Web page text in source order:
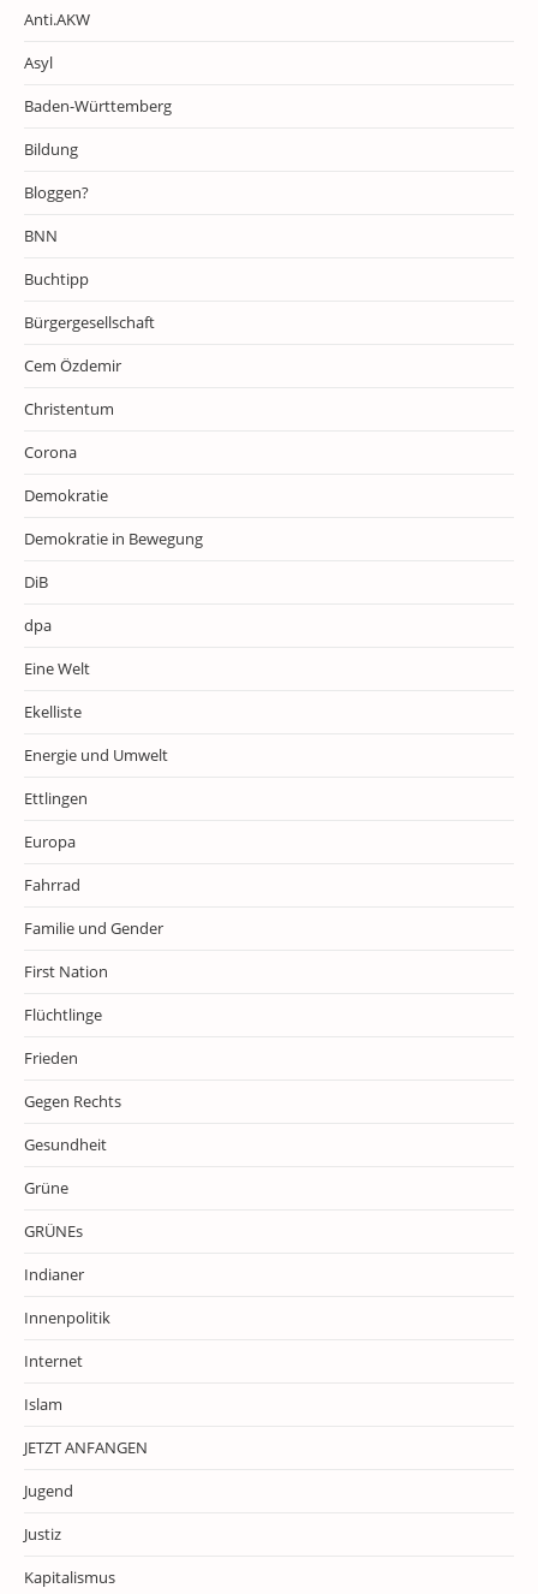
Anti.AKW
Asyl
Baden-Württemberg
Bildung
Bloggen?
BNN
Buchtipp
Bürgergesellschaft
Cem Özdemir
Christentum
Corona
Demokratie
Demokratie in Bewegung
DiB
dpa
Eine Welt
Ekelliste
Energie und Umwelt
Ettlingen
Europa
Fahrrad
Familie und Gender
First Nation
Flüchtlinge
Frieden
Gegen Rechts
Gesundheit
Grüne
GRÜNEs
Indianer
Innenpolitik
Internet
Islam
JETZT ANFANGEN
Jugend
Justiz
Kapitalismus